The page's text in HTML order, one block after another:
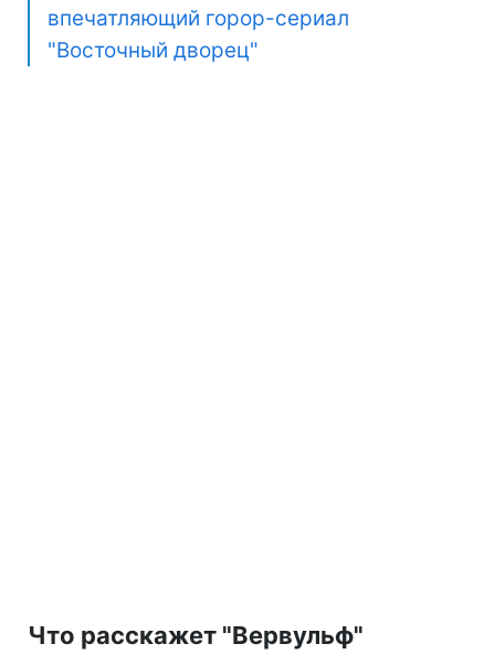
впечатляющий горор-сериал
"Восточный дворец"
Что расскажет "Вервульф"